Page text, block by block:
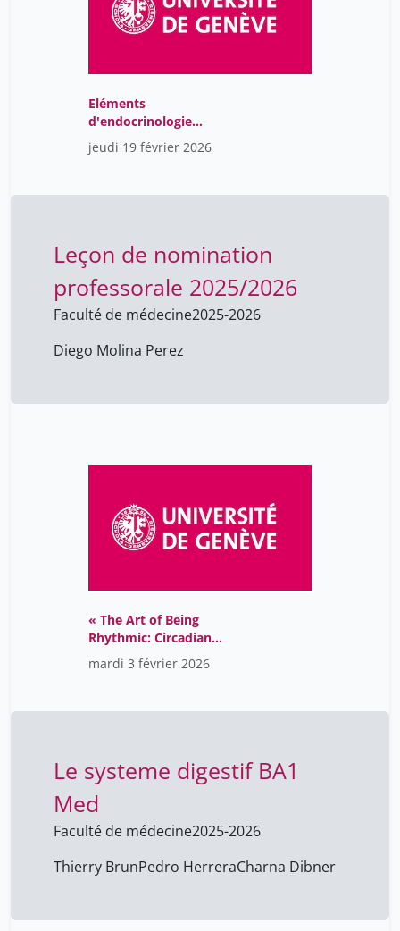
Eléments
d'endocrinologie
moléculaire
jeudi 19 février 2026
Leçon de nomination
professorale 2025/2026
Faculté de médecine2025-2026
Diego Molina Perez
« The Art of Being
Rhythmic: Circadian
Timing in Human
Physiology and Health »
mardi 3 février 2026
Le systeme digestif BA1
Med
Faculté de médecine2025-2026
Thierry BrunPedro HerreraCharna Dibner